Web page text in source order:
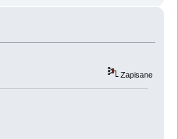
Zapisane